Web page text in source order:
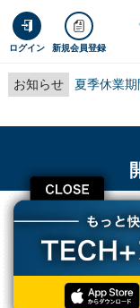
ログイン 新規会員登録
お知らせ 夏季休業
TECH+ 企業IT
開
Linuxにも年齢確認義務
Linuxにも年